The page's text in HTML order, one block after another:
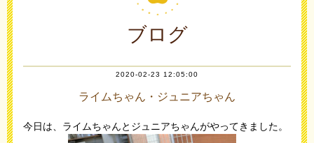
ブログ
2020-02-23 12:05:00
ライムちゃん・ジュニアちゃん
今日は、ライムちゃんとジュニアちゃんがやってきました。